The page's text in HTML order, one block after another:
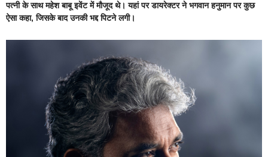
पत्नी के साथ महेश बाबू इवेंट में मौजूद थे। यहां पर डायरेक्टर ने भगवान हनुमान पर कुछ
ऐसा कहा, जिसके बाद उनकी भद्द पिटने लगी।